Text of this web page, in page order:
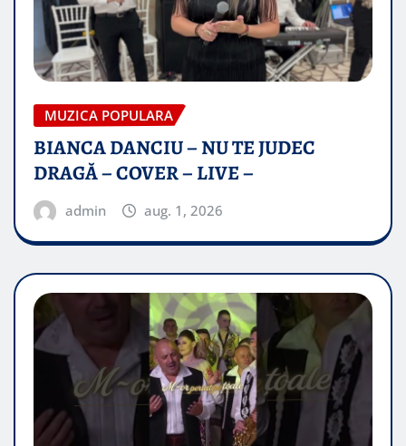
MUZICA POPULARA
BIANCA DANCIU – NU TE JUDEC
DRAGĂ – COVER – LIVE –
admin aug. 1, 2026